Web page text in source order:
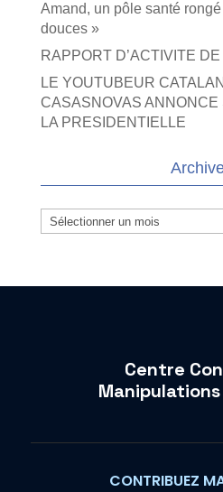
Amand, un pôle santé
douces »
RAPPORT D’ACTIVITE
LE YOUTUBEUR
CASASNOVAS ANNONCE
LA PRESIDENTIELLE
Archives
Centre
CONTRIBUEZ